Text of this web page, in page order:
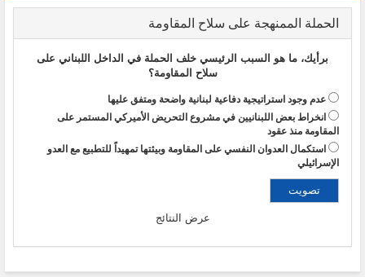
الحملة الممنهجة على سلاح المقاومة
برأيك، ما هو السبب الرئيسي خلف الحملة في الداخل اللبناني على
سلاح المقاومة؟
عدم وجود استراتيجية دفاعية لبنانية واضحة ومتفق عليها
انخراط بعض اللبنانيين في مشروع التحريض الأميركي المستمر على
المقاومة منذ عقود
استكمال العدوان النفسي على المقاومة وبيئتها تمهيداً للتطبيع مع العدو
الإسرائيلي
عرض النتائج